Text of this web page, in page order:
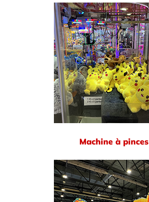
Machine à pinces